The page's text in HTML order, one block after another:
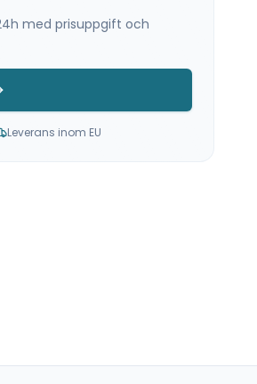
med prisuppgift och
Leverans inom EU